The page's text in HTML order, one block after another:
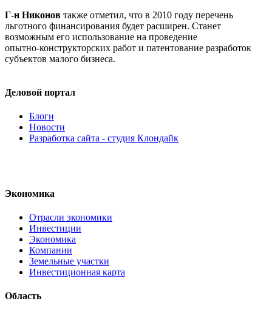
Г-н Никонов также отметил, что в 2010 году перечень
льготного финансирования будет расширен. Станет
возможным его использование на проведение
опытно-конструкторских работ и патентование разработок
субъектов малого бизнеса.
Деловой портал
Блоги
Новости
Разработка сайта - студия Клондайк
Экономика
Отрасли экономики
Инвестиции
Экономика
Компании
Земельные участки
Инвестиционная карта
Область